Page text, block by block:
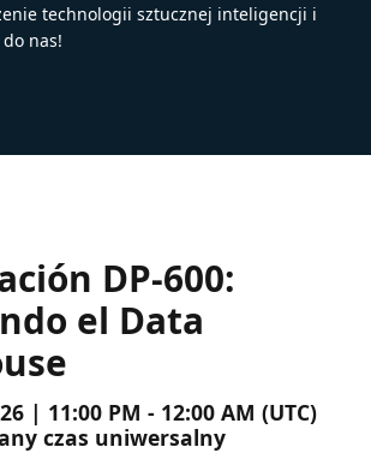
technologii sztucznej inteligencji i
do nas!
DP-600:
el Data
| 11:00 PM - 12:00 AM (UTC)
czas uniwersalny